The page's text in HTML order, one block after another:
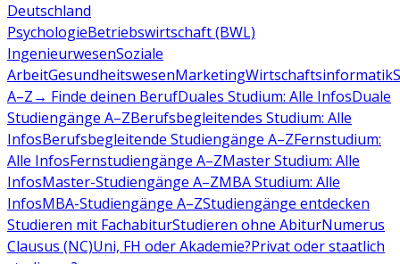
Deutschland
PsychologieBetriebswirtschaft (BWL)
IngenieurwesenSoziale
ArbeitGesundheitswesenMarketingWirtschaftsinformatik
A–Z→ Finde deinen BerufDuales Studium: Alle InfosDuale
Studiengänge A–ZBerufsbegleitendes Studium: Alle
InfosBerufsbegleitende Studiengänge A–ZFernstudium:
Alle InfosFernstudiengänge A–ZMaster Studium: Alle
InfosMaster-Studiengänge A–ZMBA Studium: Alle
InfosMBA-Studiengänge A–ZStudiengänge entdecken
Studieren mit FachabiturStudieren ohne AbiturNumerus
Clausus (NC)Uni, FH oder Akademie?Privat oder staatlich